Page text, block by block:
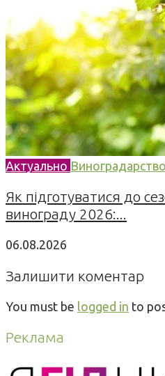
Актуально Виноградарство
Як підготуватися до
винограду 2026:...
06.08.2026
Залишити коментар
You must be logged in to
Реклама